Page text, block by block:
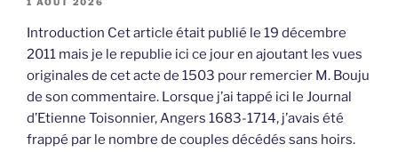
Introduction Cet article était publié le 19 décembre
2011 mais je le republie ici ce jour en ajoutant les vues
originales de cet acte de 1503 pour remercier M. Bouju
de son commentaire. Lorsque j’ai tappé ici le Journal
d’Etienne Toisonnier, Angers 1683-1714, j’avais été
frappé par le nombre de couples décédés sans hoirs.